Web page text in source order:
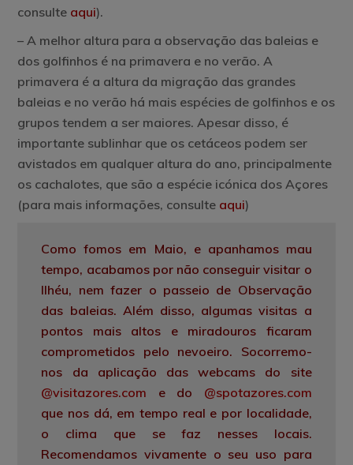
consulte aqui).
– A melhor altura para a observação das baleias e
dos golfinhos é na primavera e no verão. A
primavera é a altura da migração das grandes
baleias e no verão há mais espécies de golfinhos e os
grupos tendem a ser maiores. Apesar disso, é
importante sublinhar que os cetáceos podem ser
avistados em qualquer altura do ano, principalmente
os cachalotes, que são a espécie icónica dos Açores
(para mais informações, consulte aqui)
Como fomos em Maio, e apanhamos mau
tempo, acabamos por não conseguir visitar o
Ilhéu, nem fazer o passeio de Observação
das baleias. Além disso, algumas visitas a
pontos mais altos e miradouros ficaram
comprometidos pelo nevoeiro. Socorremo-
nos da aplicação das webcams do site
@visitazores.com e do @spotazores.com
que nos dá, em tempo real e por localidade,
o clima que se faz nesses locais.
Recomendamos vivamente o seu uso para